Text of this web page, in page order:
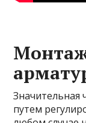
Значительная
путем